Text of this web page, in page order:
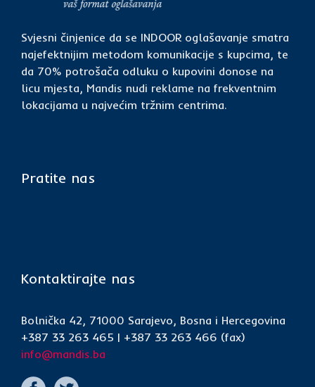
Svjesni činjenice da se INDOOR oglašavanje smatra
najefektnijim metodom komunikacije s kupcima, te
da 70% potrošača odluku o kupovini donose na
licu mjesta, Mandis nudi reklame na frekventnim
lokacijama u najvećim tržnim centrima.
Pratite nas
Kontaktirajte nas
Bolnička 42, 71000 Sarajevo, Bosna i Hercegovina
+387 33 263 465 | +387 33 263 466 (fax)
info@mandis.ba